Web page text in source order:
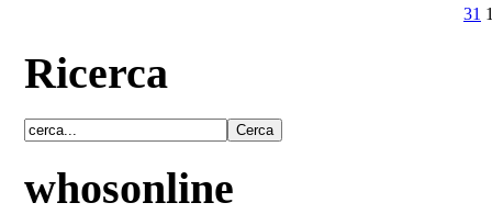
31
Ricerca
whosonline